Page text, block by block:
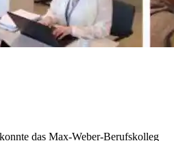
das Max-Weber-Berufskolleg